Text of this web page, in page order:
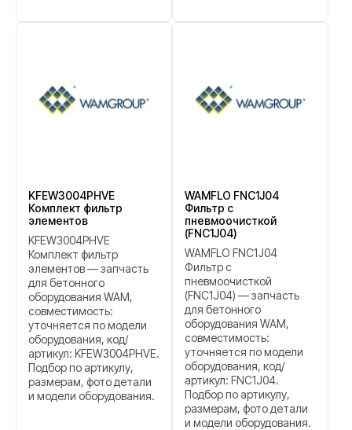
KFEW3004PHVE
Комплект фильтр
элементов
KFEW3004PHVE
Комплект фильтр
элементов — запчасть
для бетонного
оборудования WAM,
совместимость:
уточняется по модели
оборудования, код/
артикул: KFEW3004PHVE.
Подбор по артикулу,
размерам, фото детали
и модели оборудования.
WAMFLO FNC1J04
Фильтр с
пневмоочисткой
(FNC1J04)
WAMFLO FNC1J04
Фильтр с
пневмоочисткой
(FNC1J04) — запчасть
для бетонного
оборудования WAM,
совместимость:
уточняется по модели
оборудования, код/
артикул: FNC1J04.
Подбор по артикулу,
размерам, фото детали
и модели оборудования.